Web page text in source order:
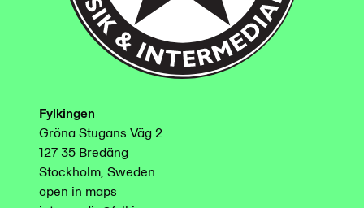
Fylkingen
Gröna Stugans Väg 2
127 35 Bredäng
Stockholm, Sweden
open in maps